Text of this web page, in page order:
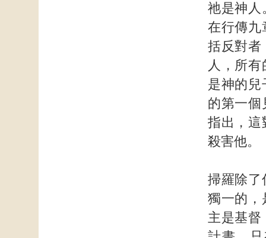
祂是神人
在行傳九
括反對者
人，所
是神的兒
的第一個
指出，這
殺害他。
掃羅除了
獨一的，
主是基督